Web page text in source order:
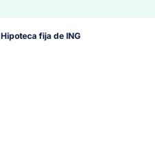
Hipoteca fija de ING